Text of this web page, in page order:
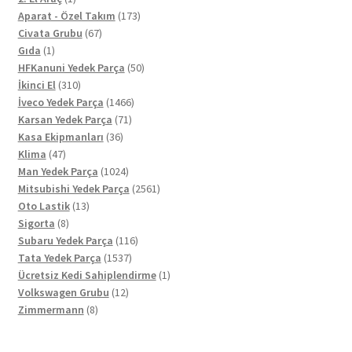
ürün
Aparat - Özel Takım 173173
Civata Grubu 6767
Gıda 11
ürün
HFKanuni Yedek Parça 5050
İkinci El 310310
ürün
İveco Yedek Parça 14661466
ürün
Karsan Yedek Parça 7171
Kasa Ekipmanları 3636
Klima 4747
ürün
Man Yedek Parça 10241024
ürün
Mitsubishi Yedek Parça 25612561
Oto Lastik 1313
Sigorta 88
ürün
Subaru Yedek Parça 116116
Tata Yedek Parça 15371537
ürün
Ücretsiz Kedi Sahiplendirme 11
Volkswagen Grubu 1212
Zimmermann 88